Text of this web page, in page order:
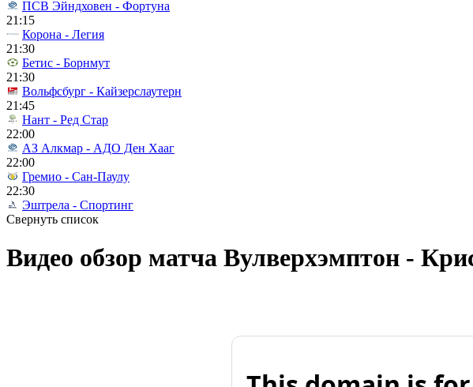
ПСВ Эйндховен - Фортуна
21:15
Корона - Легия
21:30
Бетис - Борнмут
21:30
Вольфсбург - Кайзерслаутерн
21:45
Нант - Ред Стар
22:00
АЗ Алкмар - АДО Ден Хааг
22:00
Гремио - Сан-Паулу
22:30
Эштрела - Спортинг
Свернуть список
Видео обзор матча Вулверхэмптон -